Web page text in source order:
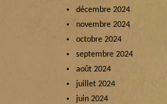
décembre 2024
novembre 2024
octobre 2024
septembre 2024
août 2024
juillet 2024
juin 2024